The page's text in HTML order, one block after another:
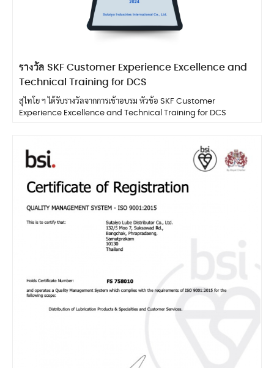
รางวัล SKF Customer Experience Excellence and
Technical Training for DCS
สุไทโย ฯ ได้รับรางวัลจากการเข้าอบรม หัวข้อ SKF Customer
Experience Excellence and Technical Training for DCS